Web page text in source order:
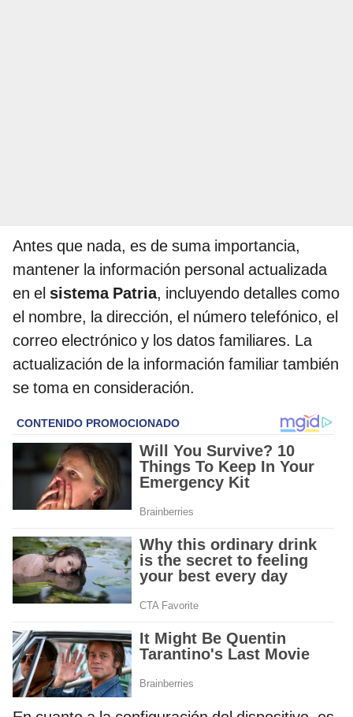
Antes que nada, es de suma importancia,
mantener la información personal actualizada
en el sistema Patria, incluyendo detalles como
el nombre, la dirección, el número telefónico, el
correo electrónico y los datos familiares. La
actualización de la información familiar también
se toma en consideración.